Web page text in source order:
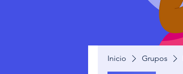
Inicio Grupos